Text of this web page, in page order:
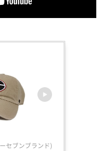
セブンブランド)